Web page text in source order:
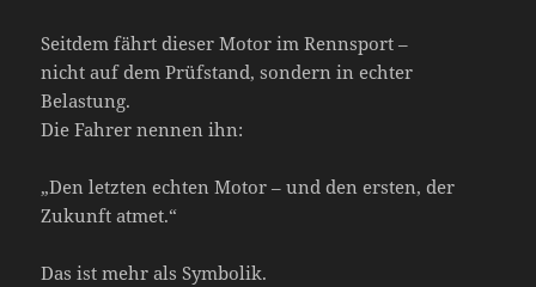
Seitdem fährt dieser Motor im Rennsport –
nicht auf dem Prüfstand, sondern in echter
Belastung.
Die Fahrer nennen ihn:
„Den letzten echten Motor – und den ersten, der
Zukunft atmet.“
Das ist mehr als Symbolik.